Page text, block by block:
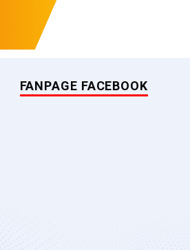
FANPAGE FACEBOOK